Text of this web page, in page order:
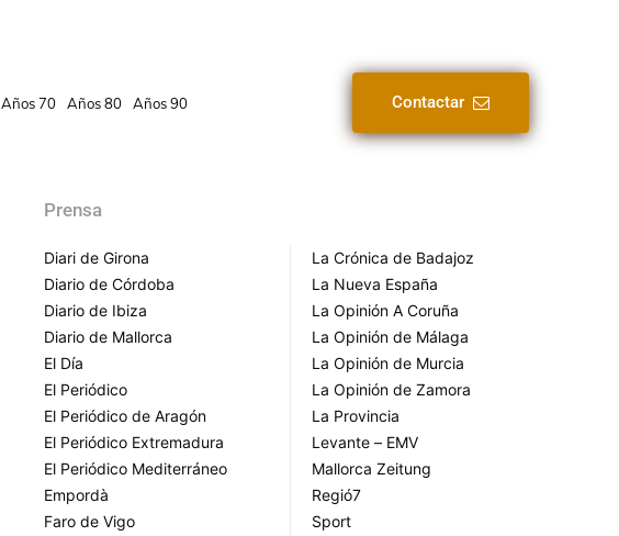
Años 70 Años 80 Años 90 Contactar
Prensa
Diari de Girona
Diario de Córdoba
Diario de Ibiza
Diario de Mallorca
El Día
El Periódico
El Periódico de Aragón
El Periódico Extremadura
El Periódico Mediterráneo
Empordà
Faro de Vigo
La Crónica de Badajoz
La Nueva España
La Opinión A Coruña
La Opinión de Málaga
La Opinión de Murcia
La Opinión de Zamora
La Provincia
Levante – EMV
Mallorca Zeitung
Regió7
Sport